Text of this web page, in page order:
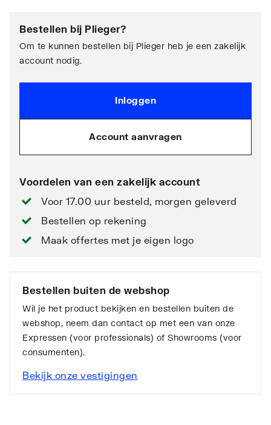
Bestellen bij Plieger?
Om te kunnen bestellen bij Plieger heb je een zakelijk
account nodig.
Inloggen
Account aanvragen
Voordelen van een zakelijk account
Voor 17.00 uur besteld, morgen geleverd
Bestellen op rekening
Maak offertes met je eigen logo
Bestellen buiten de webshop
Wil je het product bekijken en bestellen buiten de
webshop, neem dan contact op met een van onze
Expressen (voor professionals) of Showrooms (voor
consumenten).
Bekijk onze vestigingen